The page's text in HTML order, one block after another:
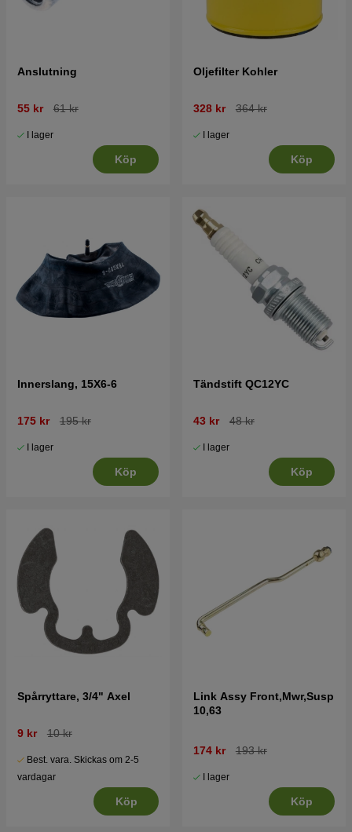
Anslutning
55 kr 61 kr
I lager
Köp
Oljefilter Kohler
328 kr 364 kr
I lager
Köp
Innerslang, 15X6-6
175 kr 195 kr
I lager
Köp
Tändstift QC12YC
43 kr 48 kr
I lager
Köp
Spårryttare, 3/4" Axel
9 kr 10 kr
Best. vara. Skickas om 2-5
vardagar
Köp
Link Assy Front,Mwr,Susp
10,63
174 kr 193 kr
I lager
Köp